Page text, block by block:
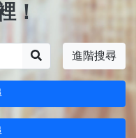
！
進階搜尋